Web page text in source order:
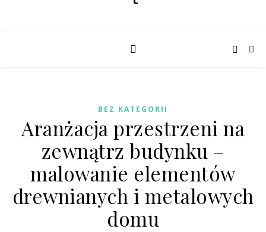
BEZ KATEGORII
Aranżacja przestrzeni na
zewnątrz budynku –
malowanie elementów
drewnianych i metalowych
domu